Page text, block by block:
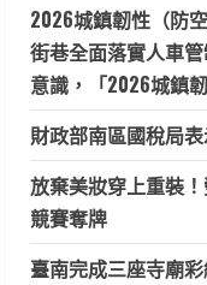
2026城鎮韌性（防
街巷全面落實人車
意識，「2026城鎮
財政部南區國稅局
放棄美妝穿上重裝
競賽奪牌
臺南完成三座寺廟